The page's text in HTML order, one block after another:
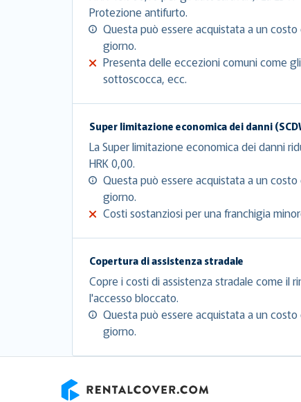
Protezione antifurto.
Questa può essere acquistata a un costo
giorno.
Presenta delle eccezioni comuni come
sottoscocca, ecc.
Super limitazione economica dei danni
La Super limitazione economica dei danni
HRK 0,00.
Questa può essere acquistata a un costo
giorno.
Costi sostanziosi per una franchigia
Copertura di assistenza stradale
Copre i costi di assistenza stradale come il
l'accesso bloccato.
Questa può essere acquistata a un costo
giorno.